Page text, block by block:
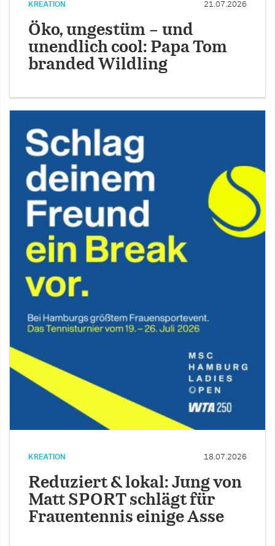
KREATION 21.07.2026
Öko, ungestüm – und
unendlich cool: Papa Tom
branded Wildling
KREATION 18.07.2026
Reduziert & lokal: Jung von
Matt SPORT schlägt für
Frauentennis einige Asse